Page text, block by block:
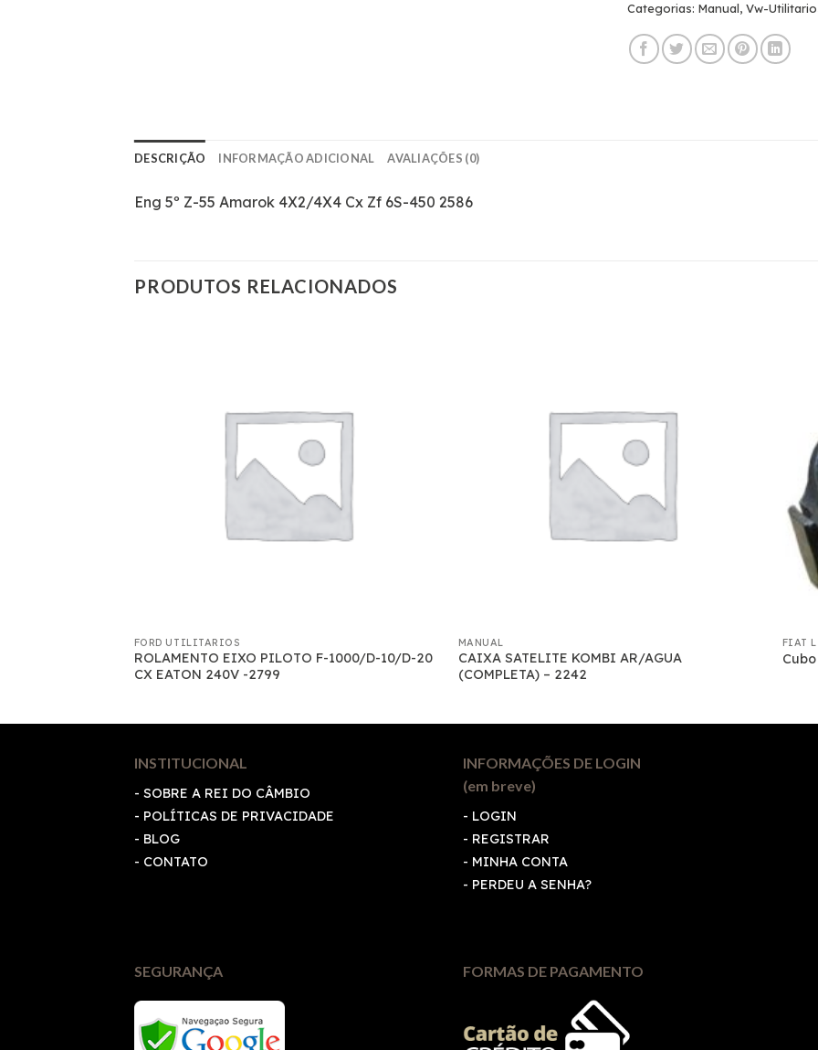
Categorias: Manual, Vw-
DESCRIÇÃO INFORMAÇÃO ADICIONAL AVALIAÇÕES (0)
Eng 5º Z-55 Amarok 4X2/4X4 Cx Zf 6S-450 2586
PRODUTOS RELACIONADOS
FORD UTILITARIOS
ROLAMENTO EIXO PILOTO F-1000/D-10/D-20
CX EATON 240V -2799
MANUAL
CAIXA SATELITE KOMBI AR/AGUA
(COMPLETA) – 2242
FIAT
INSTITUCIONAL
- SOBRE A REI DO CÂMBIO
- POLÍTICAS DE PRIVACIDADE
- BLOG
- CONTATO
INFORMAÇÕES DE LOGIN
(em breve)
- LOGIN
- REGISTRAR
- MINHA CONTA
- PERDEU A SENHA?
SEGURANÇA FORMAS DE PAGAMENTO